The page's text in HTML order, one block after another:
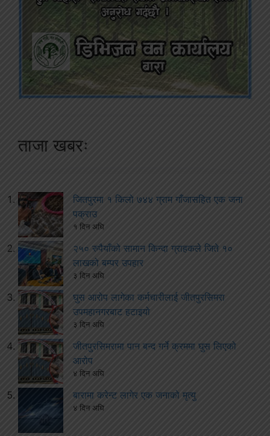
ताजा खबरः
जितपुरमा १ किलो ७४४ ग्राम गाँजासहित एक जना
पक्राउ
१ दिन अघि
२५० रुपैयाँको सामान किन्दा ग्राहकले जिते १०
लाखको बम्पर उपहार
३ दिन अघि
घुस आरोप लागेका कर्मचारीलाई जीतपुरसिमरा
उपमहानगरबाट हटाइयो
३ दिन अघि
जीतपुरसिमरामा पान बन्द गर्ने क्रममा घुस लिएको
आरोप
४ दिन अघि
बारामा करेन्ट लागेर एक जनाको मृत्यु
४ दिन अघि